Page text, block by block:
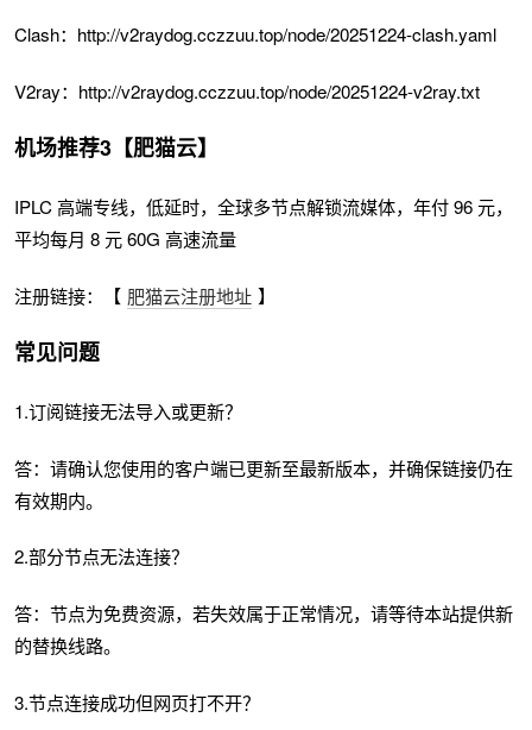
Clash：http://v2raydog.cczzuu.top/node/20251224-clash.yaml
V2ray：http://v2raydog.cczzuu.top/node/20251224-v2ray.txt
机场推荐3【肥猫云】
IPLC 高端专线，低延时，全球多节点解锁流媒体，年付 96 元，
平均每月 8 元 60G 高速流量
注册链接：【 肥猫云注册地址 】
常见问题
1.订阅链接无法导入或更新？
答：请确认您使用的客户端已更新至最新版本，并确保链接仍在
有效期内。
2.部分节点无法连接？
答：节点为免费资源，若失效属于正常情况，请等待本站提供新
的替换线路。
3.节点连接成功但网页打不开？